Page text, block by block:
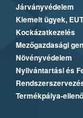
Járványvédelem
Kiemelt ügyek,
Kockázatkezelés
Mezőgazdasági
Növényvédelem
Nyilvántartási és
Termékpálya-